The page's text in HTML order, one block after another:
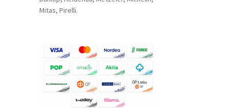
Mitas, Pirelli.